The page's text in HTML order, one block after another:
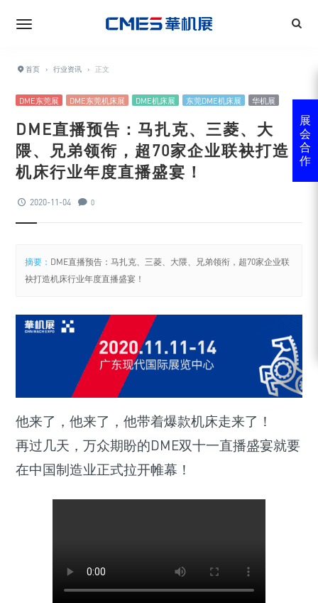
首页 › 行业资讯 › 正文
DME东莞展 DME东莞机床展 DME机床展 东莞DME机床展 华机展
DME直播预告：马扎克、三菱、大
隈、兄弟领衔，超70家企业联袂打造
机床行业年度直播盛宴！
2020-11-04 0
摘要： DME直播预告：马扎克、三菱、大隈、兄弟领衔，超70家企业联
袂打造机床行业年度直播盛宴！
他来了，他来了，他带着爆款机床走来了！
再过几天，万众期盼的DME双十一直播盛宴就要
在中国制造业正式拉开帷幕！
展
会
合
作